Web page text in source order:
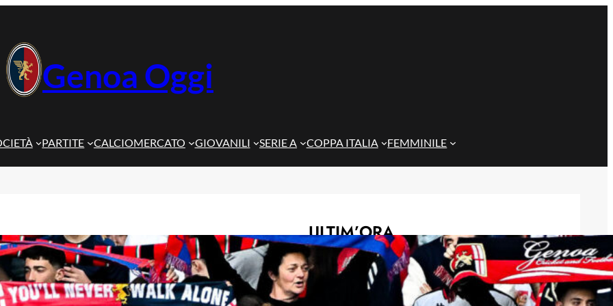
Genoa Oggi
PARTITE CALCIOMERCATO GIOVANILI SERIE A COPPA ITALIA FEMMINILE
ULTIM’ORA
Genoa, condanna del Tribunale:
dovrà pagare 8 milioni di euro a